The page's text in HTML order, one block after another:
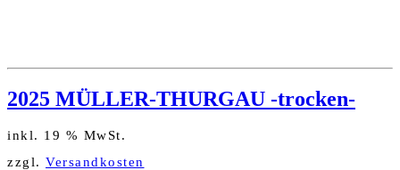
2025 MÜLLER-THURGAU -trocken-
inkl. 19 % MwSt.
zzgl. Versandkosten